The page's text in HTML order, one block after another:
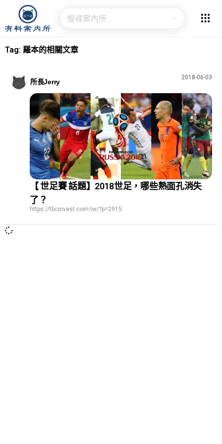
Tag: 羅本的相關文章
所長Jerry
2018-06-03
【 世足賽 話題】2018世足，哪些熟面孔消失
了？
https://tbcinvest.com.tw/?p=2915